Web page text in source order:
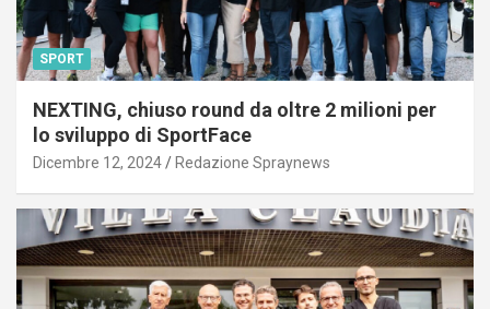
SPORT
NEXTING, chiuso round da oltre 2 milioni per
lo sviluppo di SportFace
Dicembre 12, 2024 Redazione Spraynews